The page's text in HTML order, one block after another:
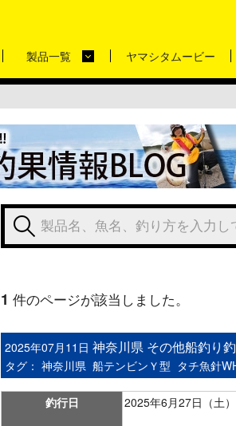
製品一覧 ヤマシタムービー
1 件のページが該当しました。
2025年07月11日 神奈川県 その他船釣り
タグ： 神奈川県 船テンビンＹ型 タチ魚針
釣行日 2025年6月27日（土）